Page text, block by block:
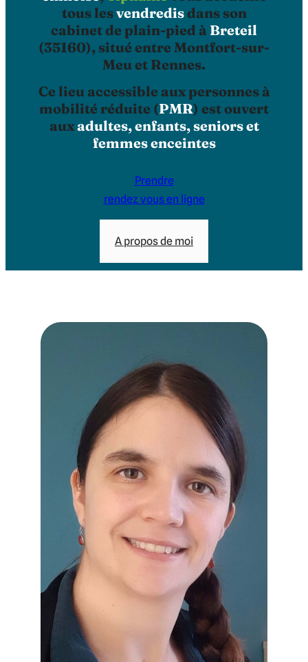
tous lesvendredisdans son
cabinet de plain-pied à Breteil
(35160), situé entre Montfort-sur-
Meu et Rennes.
Ce lieu accessible aux personnes à
mobilité réduite (PMR) est ouvert
auxadultes, enfants, seniors et
femmes enceintes
Prendre
rendez vous en ligne
A propos de moi